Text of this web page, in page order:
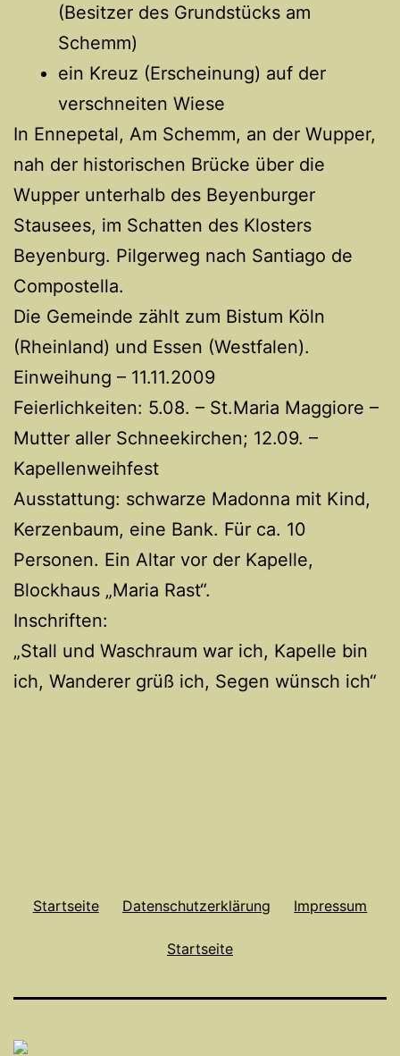
(Besitzer des Grundstücks am
Schemm)
ein Kreuz (Erscheinung) auf der
verschneiten Wiese
In Ennepetal, Am Schemm, an der Wupper,
nah der historischen Brücke über die
Wupper unterhalb des Beyenburger
Stausees, im Schatten des Klosters
Beyenburg. Pilgerweg nach Santiago de
Compostella.
Die Gemeinde zählt zum Bistum Köln
(Rheinland) und Essen (Westfalen).
Einweihung – 11.11.2009
Feierlichkeiten: 5.08. – St.Maria Maggiore –
Mutter aller Schneekirchen; 12.09. –
Kapellenweihfest
Ausstattung: schwarze Madonna mit Kind,
Kerzenbaum, eine Bank. Für ca. 10
Personen. Ein Altar vor der Kapelle,
Blockhaus „Maria Rast“.
Inschriften:
„Stall und Waschraum war ich, Kapelle bin
ich, Wanderer grüß ich, Segen wünsch ich“
Startseite Datenschutzerklärung Impressum
Startseite